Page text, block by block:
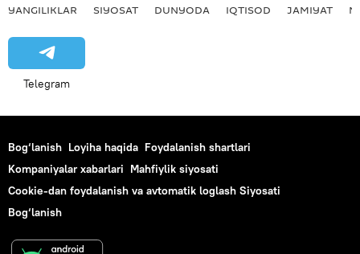
YANGILIKLAR SIYOSAT DUNYODA IQTISOD JAMIYAT
Telegram
Bog‘lanish Loyiha haqida Foydalanish shartlari
Kompaniyalar xabarlari Mahfiylik siyosati
Cookie-dan foydalanish va avtomatik loglash Siyosati
Bog‘lanish